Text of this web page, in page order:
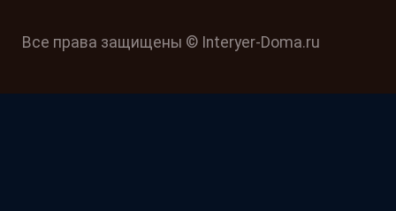
Все права защищены © Interyer-Doma.ru